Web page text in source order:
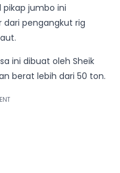
pikap jumbo ini
pengangkut rig
ini dibuat oleh Sheik
berat lebih dari 50 ton.